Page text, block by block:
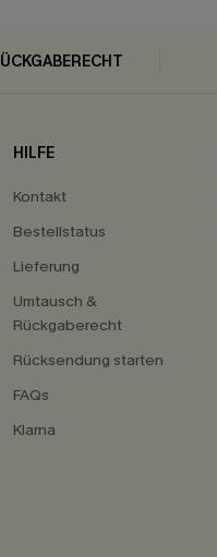
HILFE
Kontakt
Bestellstatus
Lieferung
Umtausch &
Rückgaberecht
Rücksendung starten
FAQs
Klarna